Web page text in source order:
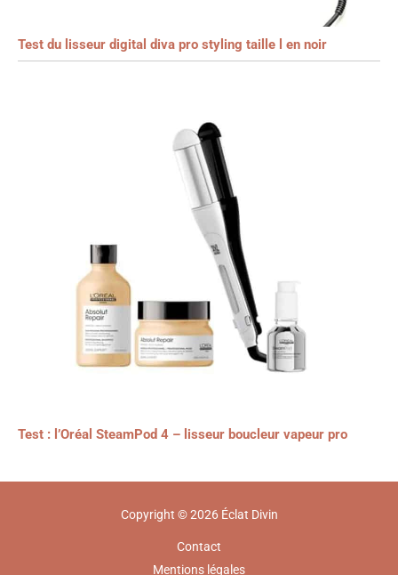
Test du lisseur digital diva pro styling taille l en noir
Test : l’Oréal SteamPod 4 – lisseur boucleur vapeur pro
Copyright © 2026 Éclat Divin
Contact
Mentions légales